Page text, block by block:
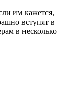
им кажется,
вступят в
в несколько